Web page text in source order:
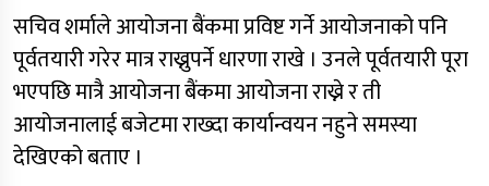
सचिव शर्माले आयोजना बैंकमा प्रविष्ट गर्ने आयोजनाको पनि
पूर्वतयारी गरेर मात्र राख्नुपर्ने धारणा राखे । उनले पूर्वतयारी पूरा
भएपछि मात्रै आयोजना बैंकमा आयोजना राख्ने र ती
आयोजनालाई बजेटमा राख्दा कार्यान्वयन नहुने समस्या
देखिएको बताए ।